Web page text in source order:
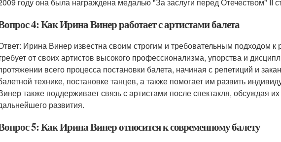
4: Как Ирина Винер работает с артистами балета
Ирина Винер известна своим строгим и требовательным подходом к
от своих артистов высокого профессионализма, упорства и
всего процесса постановки балета, начиная с репетиций и
технике, постановке танцев, а также помогает им развить
также поддерживает связь с артистами после спектакля, обсуждая
развития.
5: Как Ирина Винер относится к современному балету